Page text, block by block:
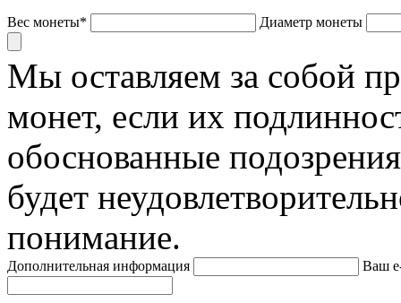
Вес монеты* Диаметр монеты
Мы оставляем за собой
монет, если их
обоснованные
будет
понимание.
Дополнительная информация Ваш